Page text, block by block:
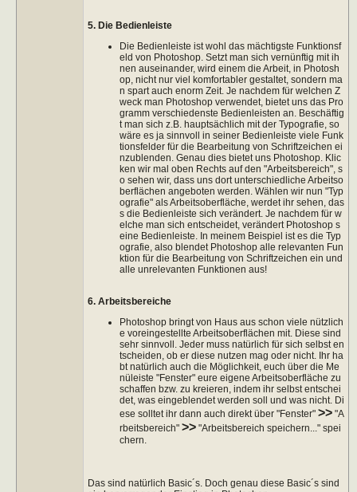
5. Die Bedienleiste
Die Bedienleiste ist wohl das mächtigste Funktionsf
eld von Photoshop. Setzt man sich vernünftig mit ih
nen auseinander, wird einem die Arbeit, in Photosh
op, nicht nur viel komfortabler gestaltet, sondern ma
n spart auch enorm Zeit. Je nachdem für welchen Z
weck man Photoshop verwendet, bietet uns das Pro
gramm verschiedenste Bedienleisten an. Beschäftig
t man sich z.B. hauptsächlich mit der Typografie, so
wäre es ja sinnvoll in seiner Bedienleiste viele Funk
tionsfelder für die Bearbeitung von Schriftzeichen ei
nzublenden. Genau dies bietet uns Photoshop. Klic
ken wir mal oben Rechts auf den "Arbeitsbereich", s
o sehen wir, dass uns dort unterschiedliche Arbeitso
berflächen angeboten werden. Wählen wir nun "Typ
ografie" als Arbeitsoberfläche, werdet ihr sehen, das
s die Bedienleiste sich verändert. Je nachdem für w
elche man sich entscheidet, verändert Photoshop s
eine Bedienleiste. In meinem Beispiel ist es die Typ
ografie, also blendet Photoshop alle relevanten Fun
ktion für die Bearbeitung von Schriftzeichen ein und
alle unrelevanten Funktionen aus!
6. Arbeitsbereiche
Photoshop bringt von Haus aus schon viele nützlich
e voreingestellte Arbeitsoberflächen mit. Diese sind
sehr sinnvoll. Jeder muss natürlich für sich selbst en
tscheiden, ob er diese nutzen mag oder nicht. Ihr ha
bt natürlich auch die Möglichkeit, euch über die Me
nüleiste "Fenster" eure eigene Arbeitsoberfläche zu
schaffen bzw. zu kreieren, indem ihr selbst entschei
det, was eingeblendet werden soll und was nicht. Di
ese solltet ihr dann auch direkt über "Fenster" >>"A
rbeitsbereich" >>"Arbeitsbereich speichern..." spei
chern.
Das sind natürlich Basic´s. Doch genau diese Basic´s sind